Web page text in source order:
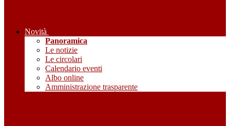
Novità
Panoramica
Le notizie
Le circolari
Calendario eventi
Albo online
Amministrazione trasparente